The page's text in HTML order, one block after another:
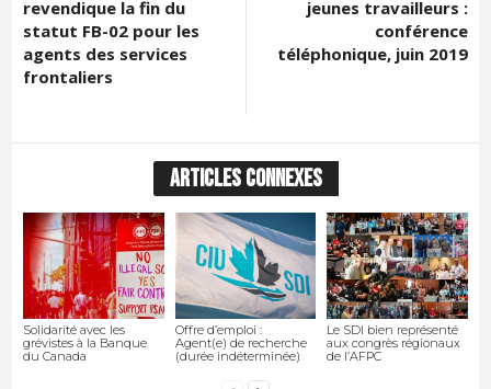
revendique la fin du
statut FB-02 pour les
agents des services
frontaliers
jeunes travailleurs :
conférence
téléphonique, juin 2019
ARTICLES CONNEXES
Solidarité avec les
grévistes à la Banque
du Canada
Offre d’emploi :
Agent(e) de recherche
(durée indéterminée)
Le SDI bien représenté
aux congrès régionaux
de l’AFPC